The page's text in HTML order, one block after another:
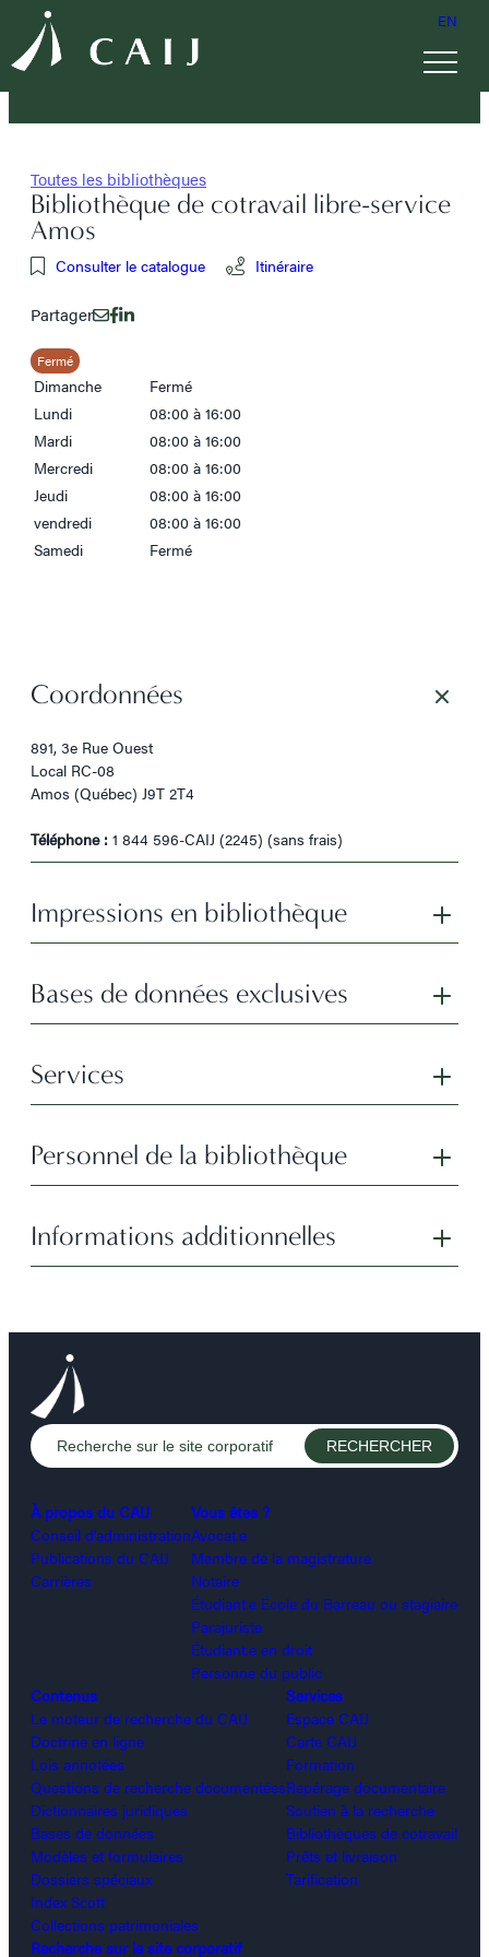
EN
Toutes les bibliothèques
Bibliothèque de cotravail libre-service
Amos
Consulter le catalogue Itinéraire
Partager
Fermé
Dimanche
Fermé
Lundi
08:00 à 16:00
Mardi
08:00 à 16:00
Mercredi
08:00 à 16:00
Jeudi
08:00 à 16:00
vendredi
08:00 à 16:00
Samedi
Fermé
Coordonnées
891, 3e Rue Ouest
Local RC-08
Amos (Québec) J9T 2T4
Téléphone : 1 844 596-CAIJ (2245) (sans frais)
Impressions en bibliothèque
Bases de données exclusives
Services
Personnel de la bibliothèque
Informations additionnelles
À propos du CAIJ
Conseil d’administration
Publications du CAIJ
Carrières
Vous êtes ?
Avocat.e
Membre de la magistrature
Notaire
Étudiant.e École du Barreau ou stagiaire
Parajuriste
Étudiant.e en droit
Personne du public
Contenus
Le moteur de recherche du CAIJ
Doctrine en ligne
Lois annotées
Questions de recherche documentées
Dictionnaires juridiques
Bases de données
Modèles et formulaires
Dossiers spéciaux
Index Scott
Collections patrimoniales
Services
Espace CAIJ
Carte CAIJ
Formation
Repérage documentaire
Soutien à la recherche
Bibliothèques de cotravail
Prêts et livraison
Tarification
Recherche sur le site corporatif